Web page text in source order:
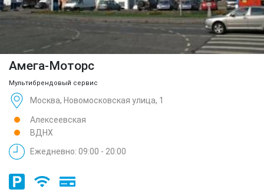
Амега-Моторс
Мультибрендовый сервис
Москва, Новомосковская улица, 1
Алексеевская
ВДНХ
Ежедневно: 09:00 - 20:00